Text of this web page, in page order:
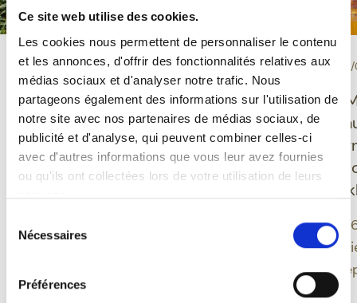
Ce site web utilise des cookies.
Les cookies nous permettent de personnaliser le contenu
et les annonces, d'offrir des fonctionnalités relatives aux
médias sociaux et d'analyser notre trafic. Nous
partageons également des informations sur l'utilisation de
notre site avec nos partenaires de médias sociaux, de
publicité et d'analyse, qui peuvent combiner celles-ci
avec d'autres informations que vous leur avez fournies
ou qu'ils ont collectées lors de votre utilisation de leurs
services.
Nécessaires
Préférences
PROEVERIJ-10/06/2026
Grisette Bio glutenvrij:
een Belgisch bier dat
plezier, evenwicht en
moderniteit verenigt
Grisette biedt een
Belgisch bier door
integreren in een
EVENEMENT-
Ducasse de
Feuillien
nieuwe
geïnspireerd
Montoise
Een editie
band tussen
erfgoed